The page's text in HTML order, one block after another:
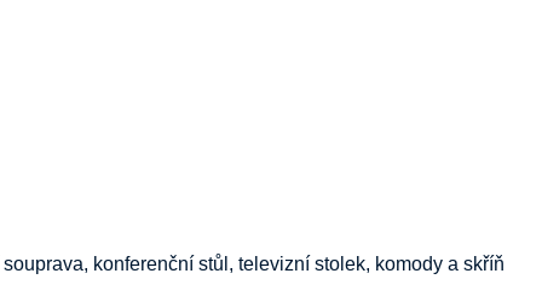
konferenční stůl, televizní stolek, komody a skříň